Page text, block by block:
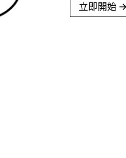
立即開始 →